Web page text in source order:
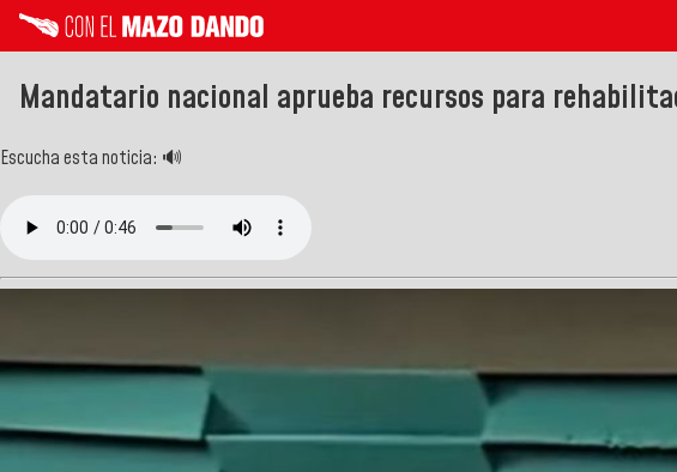
Mandatario nacional aprueba recursos para
Escucha esta noticia: 🔊